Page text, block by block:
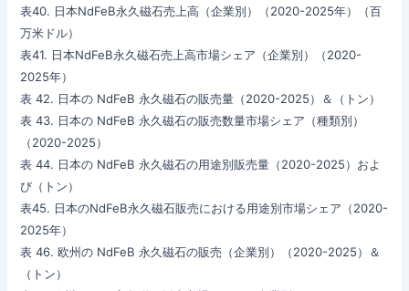
表40. 日本NdFeB永久磁石売上高（企業別）（2020-2025年）（百
万米ドル）
表41. 日本NdFeB永久磁石売上高市場シェア（企業別）（2020-
2025年）
表 42. 日本の NdFeB 永久磁石の販売量（2020-2025）＆（トン）
表 43. 日本の NdFeB 永久磁石の販売数量市場シェア（種類別）
（2020-2025）
表 44. 日本の NdFeB 永久磁石の用途別販売量（2020-2025）およ
び（トン）
表45. 日本のNdFeB永久磁石販売における用途別市場シェア（2020-
2025年）
表 46. 欧州の NdFeB 永久磁石の販売（企業別）（2020-2025）＆
（トン）